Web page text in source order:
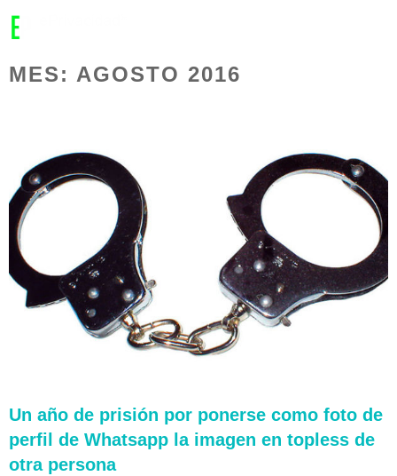
MES: AGOSTO 2016
Un año de prisión por ponerse como foto de
perfil de Whatsapp la imagen en topless de
otra persona